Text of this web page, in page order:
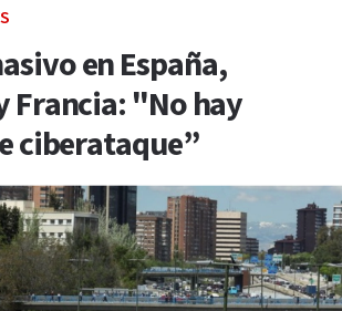
en España,
Francia: "No hay
ciberataque”